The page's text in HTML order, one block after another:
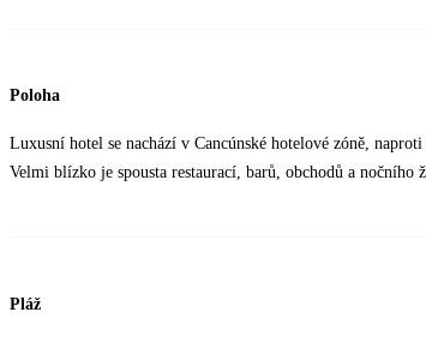
Poloha
Luxusní hotel se nachází v Cancúnské hotelové zóně,
Velmi blízko je spousta restaurací, barů, obchodů a nočního
Pláž